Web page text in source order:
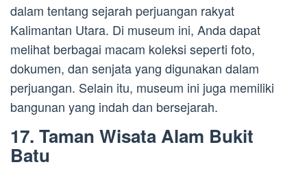
dalam tentang sejarah perjuangan rakyat
Kalimantan Utara. Di museum ini, Anda dapat
melihat berbagai macam koleksi seperti foto,
dokumen, dan senjata yang digunakan dalam
perjuangan. Selain itu, museum ini juga memiliki
bangunan yang indah dan bersejarah.
17. Taman Wisata Alam Bukit
Batu